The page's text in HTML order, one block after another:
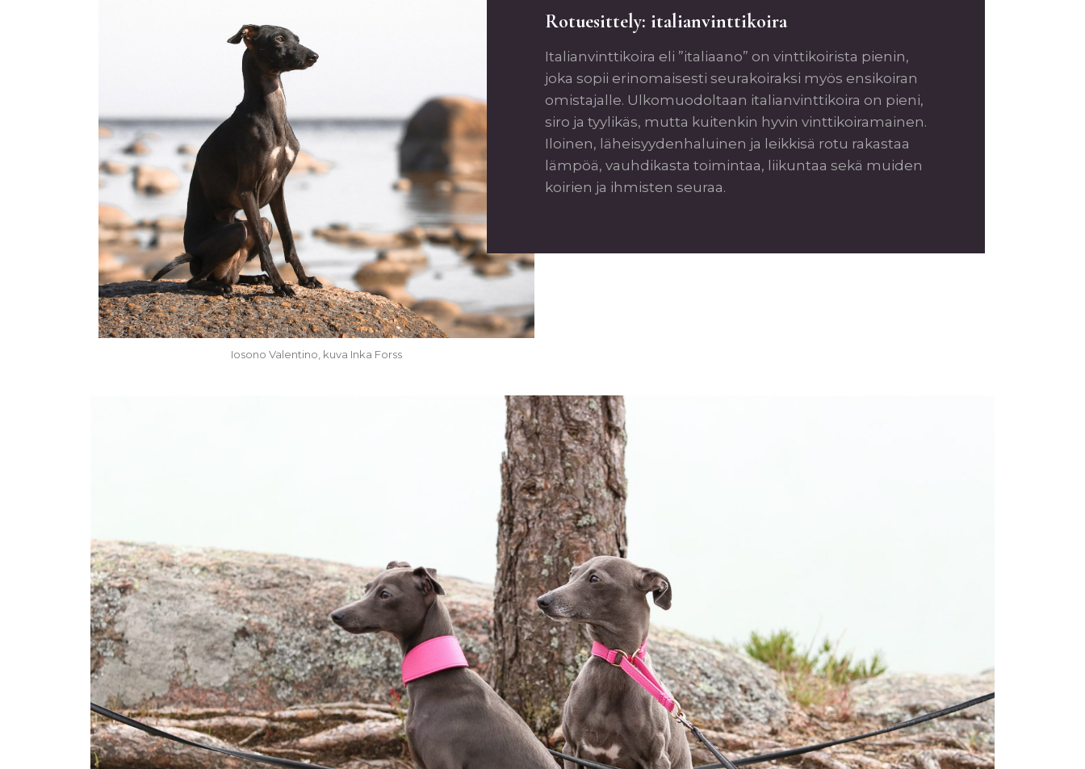
Iosono Valentino, kuva Inka Forss
Rotuesittely: italianvinttikoira
Italianvinttikoira eli ”italiaano” on vinttikoirista pienin,
joka sopii erinomaisesti seurakoiraksi myös ensikoiran
omistajalle. Ulkomuodoltaan italianvinttikoira on pieni,
siro ja tyylikäs, mutta kuitenkin hyvin vinttikoiramainen.
Iloinen, läheisyydenhaluinen ja leikkisä rotu rakastaa
lämpöä, vauhdikasta toimintaa, liikuntaa sekä muiden
koirien ja ihmisten seuraa.